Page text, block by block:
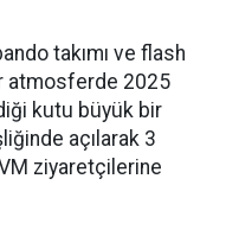
takımı ve flash
atmosferde 2025
kutu büyük bir
açılarak 3
ziyaretçilerine